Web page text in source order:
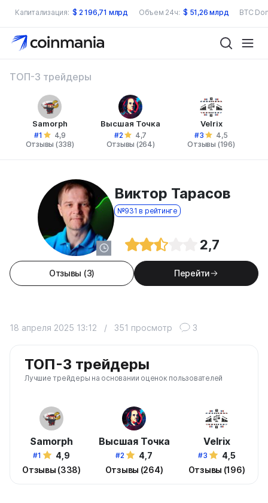
Капитализация: $ 2 196,71 млрд Объем 24ч: $ 51,26 млрд BTC
ТОП-3 трейдеры
Samorph
#1
4,9
Отзывы (338)
Высшая Точка
#2
4,7
Отзывы (264)
Velrix
#3
4,5
Отзывы (196)
Виктор Тарасов
№931 в рейтинге
2,7
Отзывы (3) Перейти
18 апреля 2025 13:12 / 351 просмотр 3
ТОП-3 трейдеры
Лучшие трейдеры на основании оценок пользователей
Samorph
#1
4,9
Отзывы (338)
Высшая Точка
#2
4,7
Отзывы (264)
Velrix
#3
4,5
Отзывы (196)